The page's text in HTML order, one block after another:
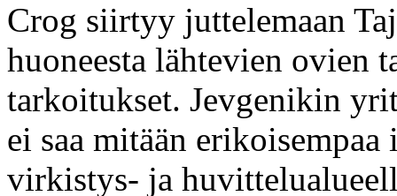
Crog siirtyy juttelemaan
huoneesta lähtevien ovien
tarkoitukset. Jevgenikin
ei saa mitään
virkistys- ja